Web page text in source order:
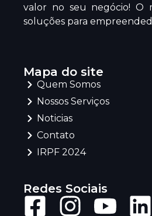
valor no seu negócio! O
soluções para
Mapa do site
Quem Somos
Nossos Serviços
Noticias
Contato
IRPF 2024
Redes Sociais